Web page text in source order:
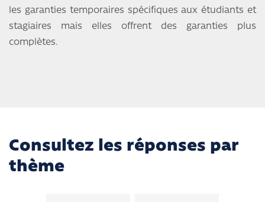
les garanties temporaires spécifiques aux étudiants et
stagiaires mais elles offrent des garanties plus
complètes.
Consultez les réponses par
thème